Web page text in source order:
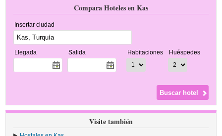
Compara Hoteles en Kas
Insertar ciudad
Llegada Salida Habitaciones Huéspedes
Visite también